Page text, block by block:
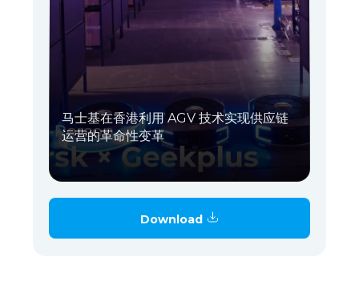
马士基在香港利用 AGV 技术实现供应链
运营的革命性变革
Download